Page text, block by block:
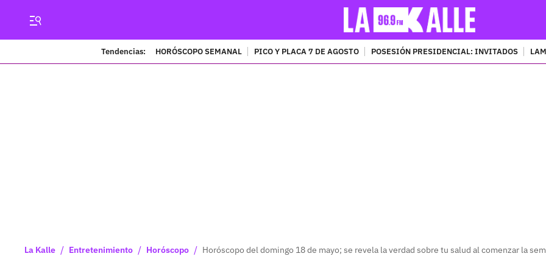
Tendencias: HORÓSCOPO SEMANAL PICO Y PLACA 7 DE AGOSTO POSESIÓN PRESIDENCIAL: INVITADOS
La Kalle / Entretenimiento / Horóscopo / Horóscopo del domingo 18 de mayo; se revela la verdad sobre tu salud al comenzar la